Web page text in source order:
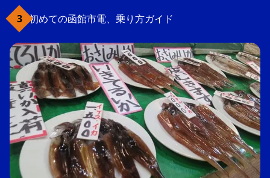
初めての函館市電、乗り方ガイド